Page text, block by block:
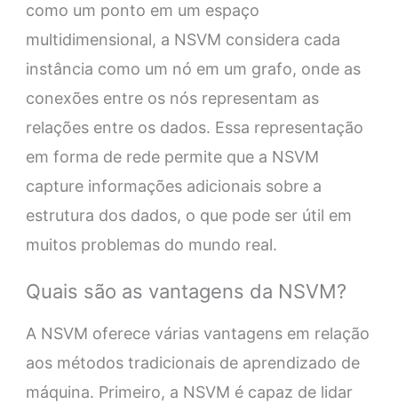
como um ponto em um espaço
multidimensional, a NSVM considera cada
instância como um nó em um grafo, onde as
conexões entre os nós representam as
relações entre os dados. Essa representação
em forma de rede permite que a NSVM
capture informações adicionais sobre a
estrutura dos dados, o que pode ser útil em
muitos problemas do mundo real.
Quais são as vantagens da NSVM?
A NSVM oferece várias vantagens em relação
aos métodos tradicionais de aprendizado de
máquina. Primeiro, a NSVM é capaz de lidar